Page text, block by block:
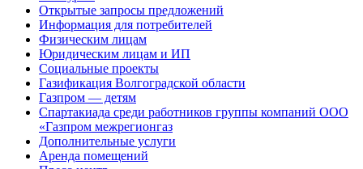
Открытые запросы предложений
Информация для потребителей
Физическим лицам
Юридическим лицам и ИП
Социальные проекты
Газификация Волгоградской области
Газпром — детям
Спартакиада среди работников группы компаний ООО
«Газпром межрегионгаз
Дополнительные услуги
Аренда помещений